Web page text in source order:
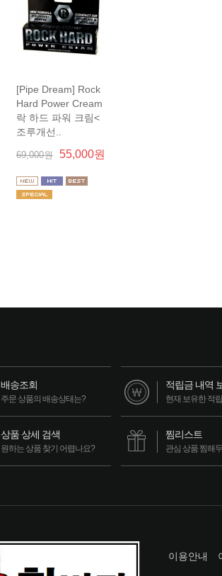
조루개선..
69,000원 55,000원
배송조회
주문 상품의 배송상태는?
적립금 내역
현재 보유한 적
상품 상세 검색
원하는 상품 찾기 어렵나요?
찜리스트
관심 상품 찜해
이용안내